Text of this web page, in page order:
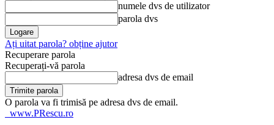
numele dvs de utilizator
parola dvs
Ați uitat parola? obține ajutor
Recuperare parola
Recuperați-vă parola
adresa dvs de email
O parola va fi trimisă pe adresa dvs de email.
www.PRescu.ro